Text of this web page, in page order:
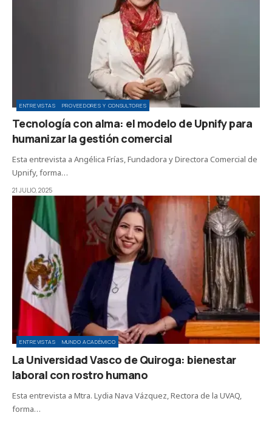
ENTREVISTAS PROVEEDORES Y CONSULTORES
Tecnología con alma: el modelo de Upnify para
humanizar la gestión comercial
Esta entrevista a Angélica Frías, Fundadora y Directora Comercial de
Upnify, forma…
21 JULIO, 2025
ENTREVISTAS MUNDO ACADÉMICO
La Universidad Vasco de Quiroga: bienestar
laboral con rostro humano
Esta entrevista a Mtra. Lydia Nava Vázquez, Rectora de la UVAQ,
forma…